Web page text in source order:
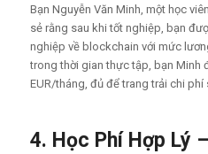
Bạn Nguyễn Văn Minh, một học
sẻ rằng sau khi tốt nghiệp, bạn
nghiệp về blockchain với mức
trong thời gian thực tập, bạn Minh
EUR/tháng, đủ để trang trải chi phí
4. Học Phí Hợp Lý